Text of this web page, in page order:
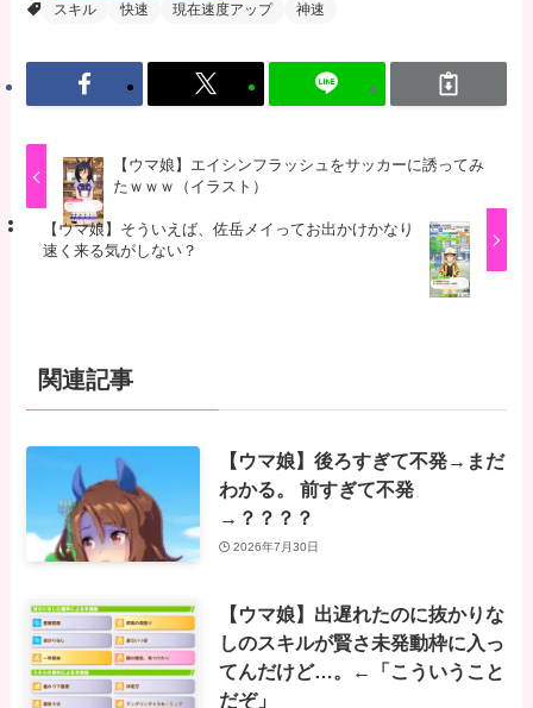
スキル
快速 現在速度アップ 神速
【ウマ娘】エイシンフラッシュをサッカーに誘ってみ
たｗｗｗ（イラスト）
【ウマ娘】そういえば、佐岳メイってお出かけかなり
速く来る気がしない？
関連記事
【ウマ娘】後ろすぎて不発→まだ
わかる。 前すぎて不発
→？？？？
2026年7月30日
【ウマ娘】出遅れたのに抜かりな
しのスキルが賢さ未発動枠に入っ
てんだけど…。←「こういうこと
だぞ」